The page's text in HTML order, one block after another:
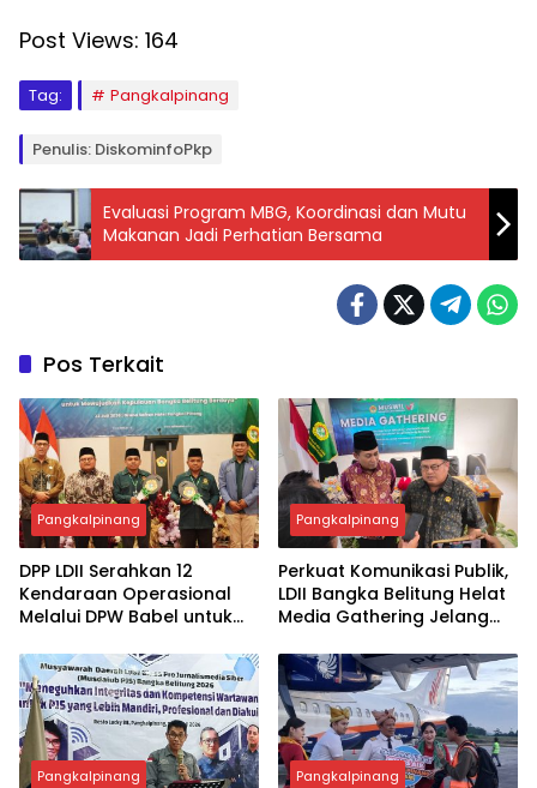
Post Views: 164
Tag: Pangkalpinang
Penulis: DiskominfoPkp
Evaluasi Program MBG, Koordinasi dan Mutu
Makanan Jadi Perhatian Bersama
Pos Terkait
Pangkalpinang
DPP LDII Serahkan 12
Kendaraan Operasional
Melalui DPW Babel untuk
Organisasi
Pangkalpinang
Perkuat Komunikasi Publik,
LDII Bangka Belitung Helat
Media Gathering Jelang
Pangkalpinang Pangkalpinang